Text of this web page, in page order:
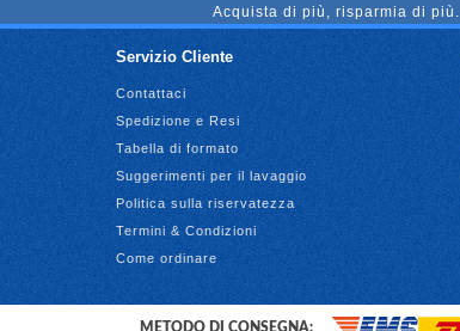
Acquista di più, risparmia di più.
Servizio Cliente
Contattaci
Spedizione e Resi
Tabella di formato
Suggerimenti per il lavaggio
Politica sulla riservatezza
Termini & Condizioni
Come ordinare
METODO DI CONSEGNA: